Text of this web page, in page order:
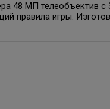
48 МП телеобъектив
правила игры.